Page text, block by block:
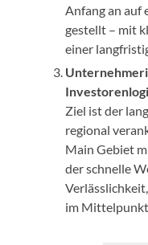
Anfang an auf
gestellt – mit
einer
Ziel ist der
regional
Main Gebiet
der schnelle
im